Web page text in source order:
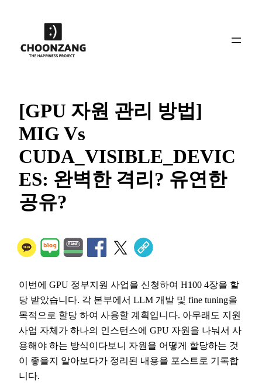
[GPU 자원 관리 방법]
MIG Vs
CUDA_VISIBLE_DEVIC
ES: 완벽한 격리? 유연한
공유?
이번에 GPU 정부지원 사업을 신청하여 H100 4장을 할
당 받았습니다. 각 본부에서 LLM 개발 및 fine tuning을
목적으로 할당 하여 사용할 계획입니다. 아무래도 지원
사업 자체가 하나의 인스턴스에 GPU 자원을 나눠서 사
용해야 하는 방식이다보니 자원을 어떻게 할당하는 것
이 좋을지 알아보다가 정리된 내용을 포스트로 기록합
니다.